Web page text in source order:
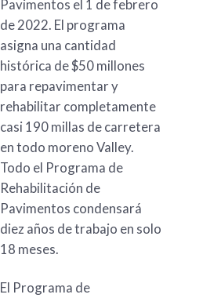
Pavimentos el 1 de febrero
de 2022. El programa
asigna una cantidad
histórica de $50 millones
para repavimentar y
rehabilitar completamente
casi 190 millas de carretera
en todo moreno Valley.
Todo el Programa de
Rehabilitación de
Pavimentos condensará
diez años de trabajo en solo
18 meses.
El Programa de